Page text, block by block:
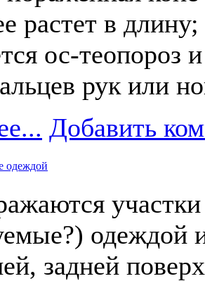
растет в
ос-теопороз
рук или
Добавить
одеждой
одеждой
задней